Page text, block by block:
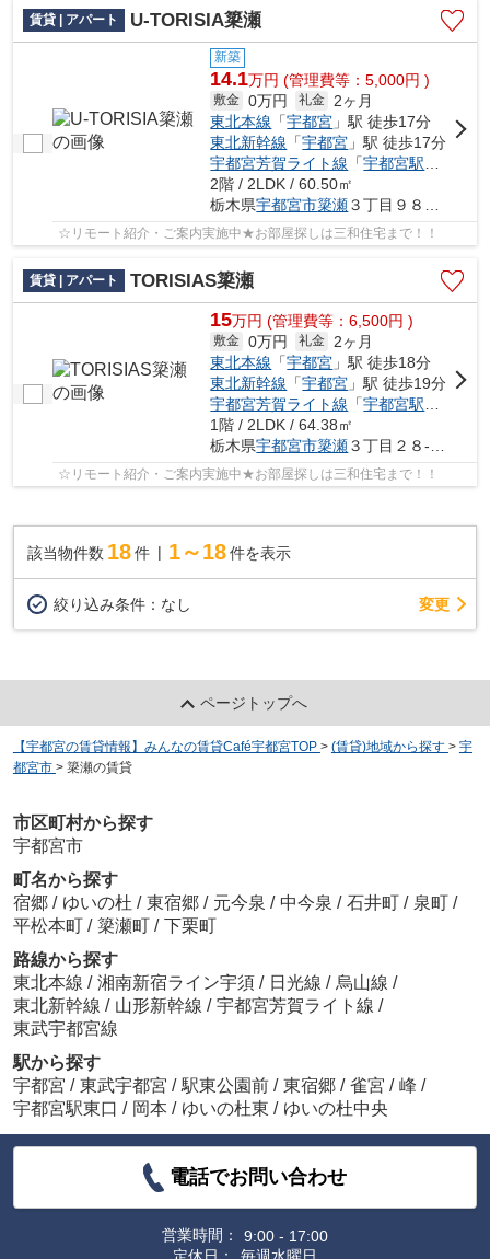
賃貸 | アパート U-TORISIA簗瀬
新築
14.1万円 (管理費等：5,000円 )
敷金 0万円 礼金
2ヶ月
東北本線 「宇都宮 」駅 徒歩17分
東北新幹線 「宇都宮 」駅 徒歩17分
宇都宮芳賀ライト線 「宇都宮駅東口
2階 / 2LDK / 60.50㎡
栃木県宇都宮市簗瀬３丁目９８５-９
☆リモート紹介・ご案内実施中★お部屋探しは三和住宅まで！！
賃貸 | アパート TORISIAS簗瀬
15万円 (管理費等：6,500円 )
敷金 0万円 礼金
2ヶ月
東北本線 「宇都宮 」駅 徒歩18分
東北新幹線 「宇都宮 」駅 徒歩19分
宇都宮芳賀ライト線 「宇都宮駅東口
1階 / 2LDK / 64.38㎡
栃木県宇都宮市簗瀬３丁目２８-２６
☆リモート紹介・ご案内実施中★お部屋探しは三和住宅まで！！
該当物件数 18件 1～18 件を表示
絞り込み条件： なし 変更
ページトップへ
【宇都宮の賃貸情報】みんなの賃貸Café宇都宮TOP > (賃貸)地域から探す > 宇
都宮市 > 簗瀬の賃貸
市区町村から探す
宇都宮市
町名から探す
宿郷 / ゆいの杜 / 東宿郷 / 元今泉 / 中今泉 / 石井町 / 泉町 /
平松本町 / 簗瀬町 / 下栗町
路線から探す
東北本線 / 湘南新宿ライン宇須 / 日光線 / 烏山線 /
東北新幹線 / 山形新幹線 / 宇都宮芳賀ライト線 /
東武宇都宮線
駅から探す
宇都宮 / 東武宇都宮 / 駅東公園前 / 東宿郷 / 雀宮 / 峰 /
宇都宮駅東口 / 岡本 / ゆいの杜東 / ゆいの杜中央
電話でお問い合わせ
営業時間：
9:00 - 17:00